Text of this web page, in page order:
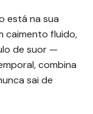
está na sua
caimento fluido,
de suor —
combina
sai de